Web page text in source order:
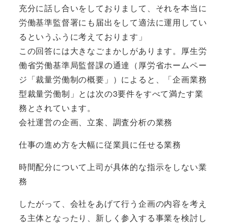
充分に話し合いをしておりまして、それを本当に
労働基準監督署にも届出をして適法に運用してい
るというふうに考えております」
この回答には大きなごまかしがあります。厚生労
働省労働基準局監督課の通達（厚労省ホームペー
ジ「裁量労働制の概要」）によると、「企画業務
型裁量労働制」とは次の3要件をすべて満たす業
務とされています。
会社運営の企画、立案、調査分析の業務
仕事の進め方を大幅に従業員に任せる業務
時間配分について上司が具体的な指示をしない業
務
したがって、会社をあげて行う企画の内容を考え
る主体となったり、新しく参入する事業を検討し